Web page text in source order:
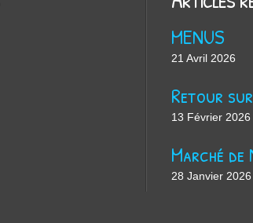
MENUS
21 Avril 2026
13 Février 2026
28 Janvier 2026